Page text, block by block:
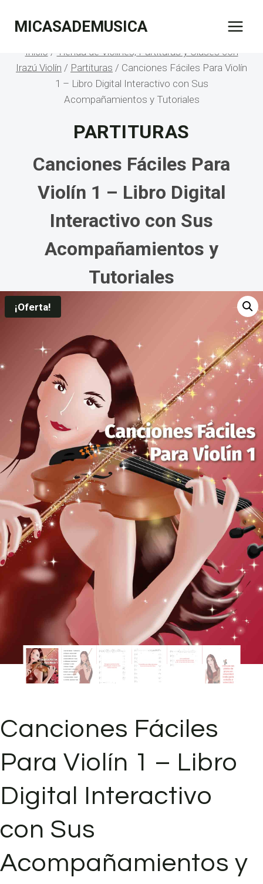
MICASADEMUSICA
Inicio /
Tienda de Violines, Partituras y Clases con
Irazú Violín / Partituras / Canciones Fáciles Para Violín
1 – Libro Digital Interactivo con Sus
Acompañamientos y Tutoriales
PARTITURAS
Canciones Fáciles Para
Violín 1 – Libro Digital
Interactivo con Sus
Acompañamientos y
Tutoriales
¡Oferta!
Canciones Fáciles
Para Violín 1 – Libro
Digital Interactivo
con Sus
Acompañamientos y